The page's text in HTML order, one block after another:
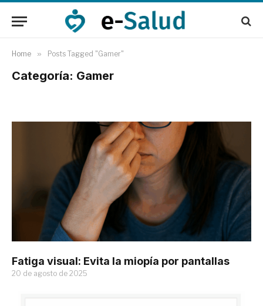
Home » Posts Tagged "Gamer"
Categoría: Gamer
Fatiga visual: Evita la miopía por pantallas
20 de agosto de 2025